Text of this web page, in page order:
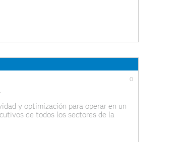
0
y optimización para operar en un
de todos los sectores de la